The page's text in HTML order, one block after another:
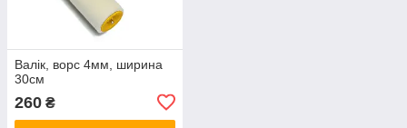
Валік, ворс 4мм, ширина
30см
260 ₴